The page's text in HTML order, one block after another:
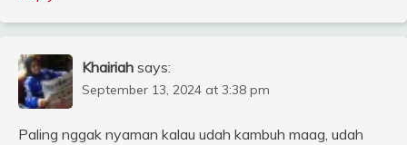
Khairiah says:
September 13, 2024 at 3:38 pm
Paling nggak nyaman kalau udah kambuh maag, udah